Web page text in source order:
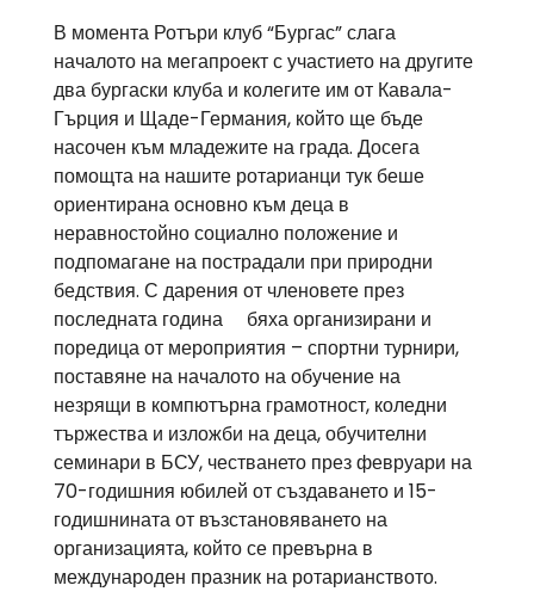
В момента Ротъри клуб “Бургас” слага
началото на мегапроект с участието на другите
два бургаски клуба и колегите им от Кавала-
Гърция и Щаде-Германия, който ще бъде
насочен към младежите на града. Досега
помощта на нашите ротарианци тук беше
ориентирана основно към деца в
неравностойно социално положение и
подпомагане на пострадали при природни
бедствия. С дарения от членовете през
последната година бяха организирани и
поредица от мероприятия – спортни турнири,
поставяне на началото на обучение на
незрящи в компютърна грамотност, коледни
тържества и изложби на деца, обучителни
семинари в БСУ, честването през февруари на
70-годишния юбилей от създаването и 15-
годишнината от възстановяването на
организацията, който се превърна в
международен празник на ротарианството.